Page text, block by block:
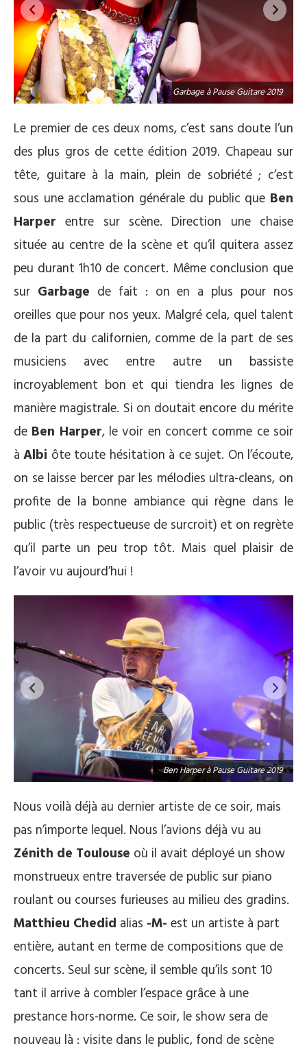
Garbage à Pause Guitare 2019
Le premier de ces deux noms, c’est sans doute l’un
des plus gros de cette édition 2019. Chapeau sur
tête, guitare à la main, plein de sobriété ; c’est
sous une acclamation générale du public que Ben
Harper entre sur scène. Direction une chaise
située au centre de la scène et qu’il quitera assez
peu durant 1h10 de concert. Même conclusion que
sur Garbage de fait : on en a plus pour nos
oreilles que pour nos yeux. Malgré cela, quel talent
de la part du californien, comme de la part de ses
musiciens avec entre autre un bassiste
incroyablement bon et qui tiendra les lignes de
manière magistrale. Si on doutait encore du mérite
de Ben Harper, le voir en concert comme ce soir
àAlbi ôte toute hésitation à ce sujet. On l’écoute,
on se laisse bercer par les mélodies ultra-cleans, on
profite de la bonne ambiance qui règne dans le
public (très respectueuse de surcroit) et on regrète
qu’il parte un peu trop tôt. Mais quel plaisir de
l’avoir vu aujourd’hui !
Ben Harper à Pause Guitare 2019
Nous voilà déjà au dernier artiste de ce soir, mais
pas n’importe lequel. Nous l’avions déjà vu au
Zénith de Toulouse où il avait déployé un show
monstrueux entre traversée de public sur piano
roulant ou courses furieuses au milieu des gradins.
Matthieu Chedid alias -M- est un artiste à part
entière, autant en terme de compositions que de
concerts. Seul sur scène, il semble qu’ils sont 10
tant il arrive à combler l’espace grâce à une
prestance hors-norme. Ce soir, le show sera de
nouveau là : visite dans le public, fond de scène